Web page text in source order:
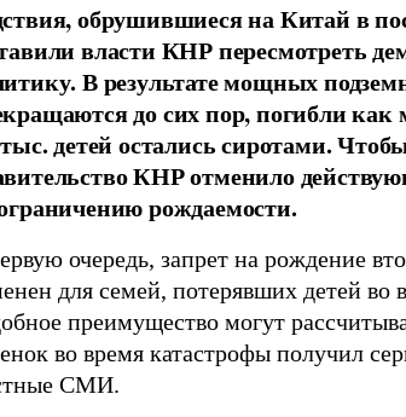
обрушившиеся на Китай в
власти КНР пересмотреть
В результате мощных
до сих пор, погибли
детей остались сиротами.
КНР отменило
рождаемости.
очередь, запрет на рождение
для семей, потерявших детей во
преимущество могут
во время катастрофы получил
СМИ.